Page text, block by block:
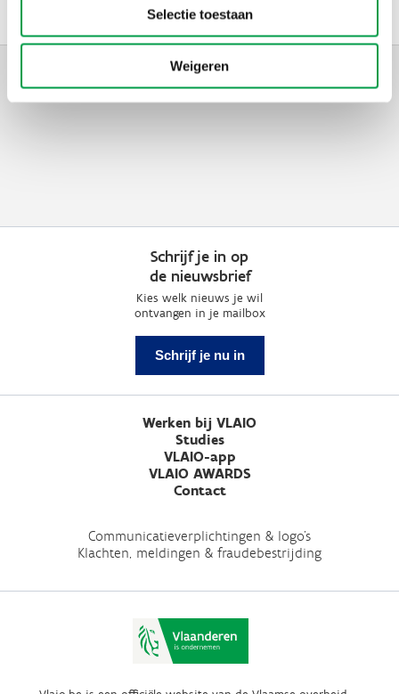
Selectie toestaan
Weigeren
Schrijf je in op
de nieuwsbrief
Kies welk nieuws je wil
ontvangen in je mailbox
Schrijf je nu in
Werken bij VLAIO
Studies
VLAIO-app
VLAIO AWARDS
Contact
Communicatieverplichtingen & logo's
Klachten, meldingen & fraudebestrijding